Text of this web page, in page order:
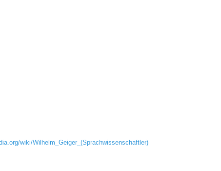
wiki/Wilhelm_Geiger_(Sprachwissenschaftler)